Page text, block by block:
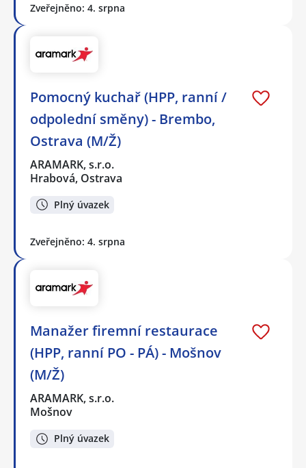
Zveřejněno: 4. srpna
Pomocný kuchař (HPP, ranní /
odpolední směny) - Brembo,
Ostrava (M/Ž)
ARAMARK, s.r.o.
Hrabová, Ostrava
Plný úvazek
Zveřejněno: 4. srpna
Manažer firemní restaurace
(HPP, ranní PO - PÁ) - Mošnov
(M/Ž)
ARAMARK, s.r.o.
Mošnov
Plný úvazek